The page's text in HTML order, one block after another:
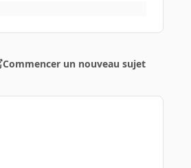
Commencer un nouveau sujet